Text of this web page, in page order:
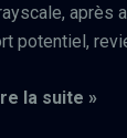
après
potentiel,
la suite »